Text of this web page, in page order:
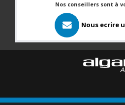
Nos conseillers sont à
Nous ecrire